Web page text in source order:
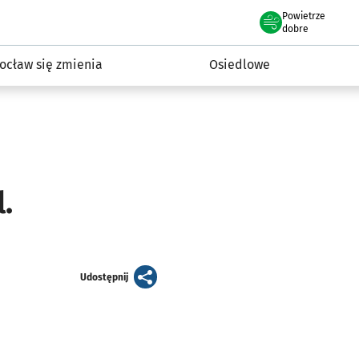
- miejskie inwestycje 2019-2032
Powietrze
we Wrocławiu
dobre
się zmienia Osiedlowe
Udostępnijartykuł